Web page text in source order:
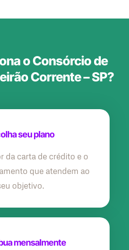
o Consórcio de
Corrente – SP?
seu plano
da carta de crédito e o
que atendem ao
objetivo.
mensalmente